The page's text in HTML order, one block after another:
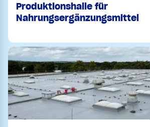
Produktionshalle für
Nahrungsergänzungsmittel